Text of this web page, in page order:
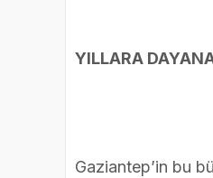
YILLARA
Gaziantep’in bu